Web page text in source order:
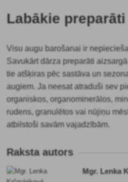
Labākie
Visu augu barošanai ir
Savukārt dārza preparāti
tie atšķiras pēc sastāva un
augiem. Ja neesat atraduši sev
organiskos, organominerālos,
rudens, granulētos vai nūjiņu
atbilstoši savām vajadzībām.
Raksta autors
Mgr. Lenka